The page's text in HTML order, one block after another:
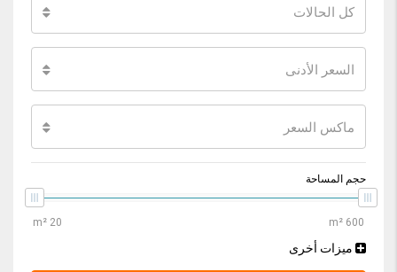
كل الحالات
السعر الأدنى
ماكس السعر
حجم المساحة
ميزات أخرى